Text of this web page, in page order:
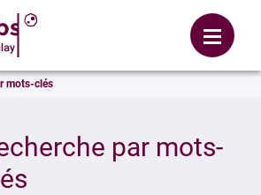
Menu
par mots-
mots-clés